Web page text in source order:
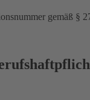
gemäß §